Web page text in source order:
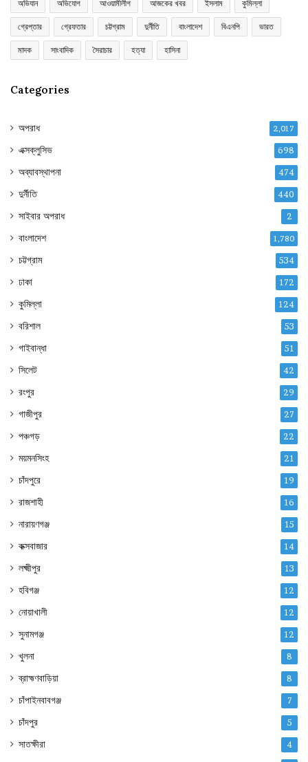
অভিযান অভিযোগ আওয়ামীলীগ আজকের খবর ইসলাম কুমিল্লা
গ্রেপ্তার গ্রেফতার চট্টগ্রাম দুর্নীতি বাংলাদেশ বিএনপি ভারত
মাদক সাংবাদিক সৈরাচার হত্যা হাসিনা
Categories
অপরাধ 2,017
এক্সক্লুসিভ 698
অব্যাবস্থাপনা 474
দুর্নীতি 440
সাইবার অপরাধ 2
বাংলাদেশ 1,780
চট্টগ্রাম 534
ঢাকা 172
কুমিল্লা 124
বরিশাল 53
গাইবান্ধা 51
সিলেট 42
রংপুর 29
গাজীপুর 27
পঞ্চগড় 22
ময়মনসিংহ 21
চাঁদপুরে 19
রাজশাহী 16
নারায়ণগঞ্জ 15
কক্সবাজার 14
লক্ষ্মীপুর 13
হবিগঞ্জ 12
নোয়াখালী 12
সুনামগঞ্জ 12
খুলনা 8
ব্রাহ্মণবাড়িয়া 8
চাঁপাইনবাবগঞ্জ 7
চাঁদপুর 5
সাতক্ষীরা 4